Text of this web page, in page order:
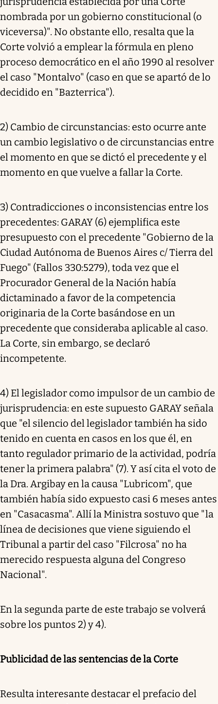
nombrada por un gobierno constitucional (o
viceversa)". No obstante ello, resalta que la
Corte volvió a emplear la fórmula en pleno
proceso democrático en el año 1990 al resolver
el caso "Montalvo" (caso en que se apartó de lo
decidido en "Bazterrica").
2) Cambio de circunstancias: esto ocurre ante
un cambio legislativo o de circunstancias entre
el momento en que se dictó el precedente y el
momento en que vuelve a fallar la Corte.
3) Contradicciones o inconsistencias entre los
precedentes: GARAY (6) ejemplifica este
presupuesto con el precedente "Gobierno de la
Ciudad Autónoma de Buenos Aires c/ Tierra del
Fuego" (Fallos 330:5279), toda vez que el
Procurador General de la Nación había
dictaminado a favor de la competencia
originaria de la Corte basándose en un
precedente que consideraba aplicable al caso.
La Corte, sin embargo, se declaró
incompetente.
4) El legislador como impulsor de un cambio de
jurisprudencia: en este supuesto GARAY señala
que "el silencio del legislador también ha sido
tenido en cuenta en casos en los que él, en
tanto regulador primario de la actividad, podría
tener la primera palabra" (7). Y así cita el voto de
la Dra. Argibay en la causa "Lubricom", que
también había sido expuesto casi 6 meses antes
en "Casacasma". Allí la Ministra sostuvo que "la
línea de decisiones que viene siguiendo el
Tribunal a partir del caso "Filcrosa" no ha
merecido respuesta alguna del Congreso
Nacional".
En la segunda parte de este trabajo se volverá
sobre los puntos 2) y 4).
Publicidad de las sentencias de la Corte
Resulta interesante destacar el prefacio del